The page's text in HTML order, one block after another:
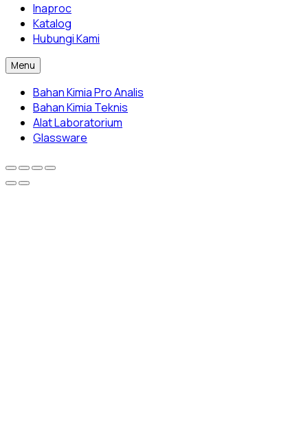
Inaproc
Katalog
Hubungi Kami
Menu
Bahan Kimia Pro Analis
Bahan Kimia Teknis
Alat Laboratorium
Glassware